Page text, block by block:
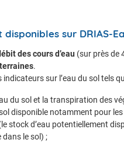
sur DRIAS-
des cours d’eau (sur près de
.
sur l’eau du sol tels
du sol et la transpiration des
disponible notamment pour
stock d’eau potentiellement
dans le sol) ;